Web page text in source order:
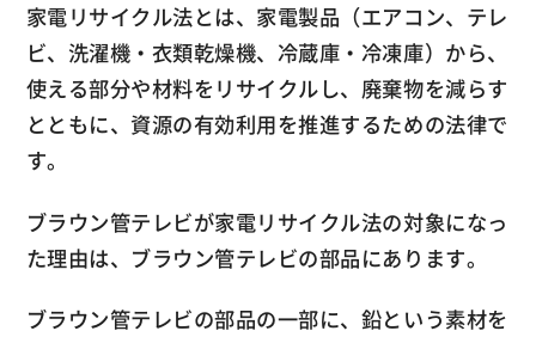
家電リサイクル法とは、家電製品（エアコン、テレ
ビ、洗濯機・衣類乾燥機、冷蔵庫・冷凍庫）から、
使える部分や材料をリサイクルし、廃棄物を減らす
とともに、資源の有効利用を推進するための法律で
す。
ブラウン管テレビが家電リサイクル法の対象になっ
た理由は、ブラウン管テレビの部品にあります。
ブラウン管テレビの部品の一部に、鉛という素材を